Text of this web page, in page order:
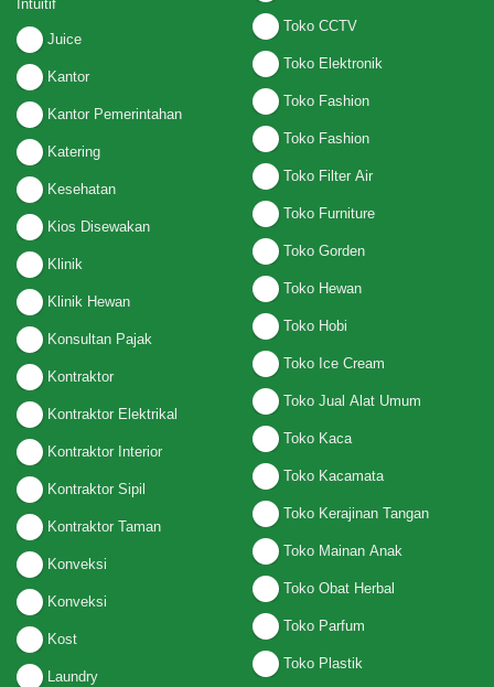
Intuitif
Juice
Kantor
Kantor Pemerintahan
Katering
Kesehatan
Kios Disewakan
Klinik
Klinik Hewan
Konsultan Pajak
Kontraktor
Kontraktor Elektrikal
Kontraktor Interior
Kontraktor Sipil
Kontraktor Taman
Konveksi
Konveksi
Kost
Laundry
Toko CCTV
Toko Elektronik
Toko Fashion
Toko Fashion
Toko Filter Air
Toko Furniture
Toko Gorden
Toko Hewan
Toko Hobi
Toko Ice Cream
Toko Jual Alat Umum
Toko Kaca
Toko Kacamata
Toko Kerajinan Tangan
Toko Mainan Anak
Toko Obat Herbal
Toko Parfum
Toko Plastik